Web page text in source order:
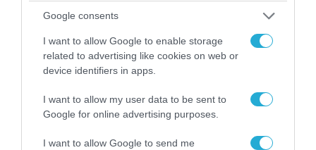
Google consents
I want to allow Google to enable storage
related to advertising like cookies on web or
device identifiers in apps.
I want to allow my user data to be sent to
Google for online advertising purposes.
I want to allow Google to send me
«Επιχείρηση ελεύθερα πεζοδρόμια» στην
Αθήνα: Απομακρύνθηκαν παράνομα
αντικείμενα από κοινόχρηστους χώρους